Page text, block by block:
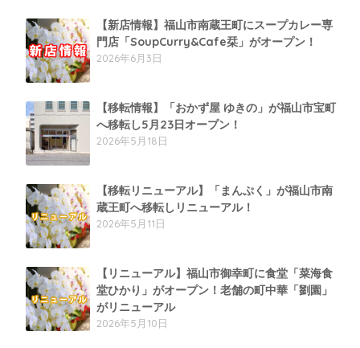
【新店情報】福山市南蔵王町にスープカレー専
門店「SoupCurry&Cafe栞」がオープン！
2026年6月3日
【移転情報】「おかず屋 ゆきの」が福山市宝町
へ移転し5月23日オープン！
2026年5月18日
【移転リニューアル】「まんぷく」が福山市南
蔵王町へ移転しリニューアル！
2026年5月11日
【リニューアル】福山市御幸町に食堂「菜海食
堂ひかり」がオープン！老舗の町中華「劉園」
がリニューアル
2026年5月10日